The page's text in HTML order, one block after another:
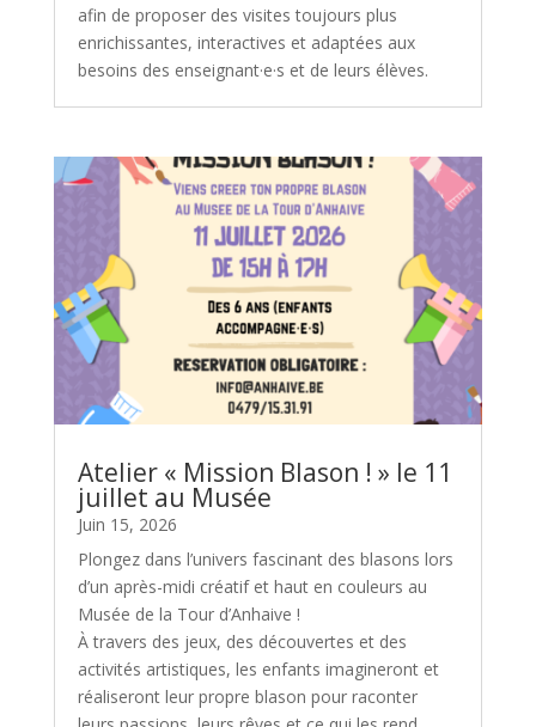
afin de proposer des visites toujours plus
enrichissantes, interactives et adaptées aux
besoins des enseignant·e·s et de leurs élèves.
Atelier « Mission Blason ! » le 11
juillet au Musée
Juin 15, 2026
Plongez dans l’univers fascinant des blasons lors
d’un après-midi créatif et haut en couleurs au
Musée de la Tour d’Anhaive !
À travers des jeux, des découvertes et des
activités artistiques, les enfants imagineront et
réaliseront leur propre blason pour raconter